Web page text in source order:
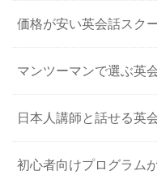
価格が安い英会話スク
マンツーマンで選ぶ英
日本人講師と話せる英
初心者向けプログラム